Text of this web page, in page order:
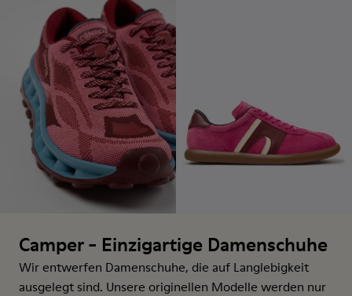
Camper - Einzigartige Damenschuhe
Wir entwerfen Damenschuhe, die auf Langlebigkeit
ausgelegt sind. Unsere originellen Modelle werden nur